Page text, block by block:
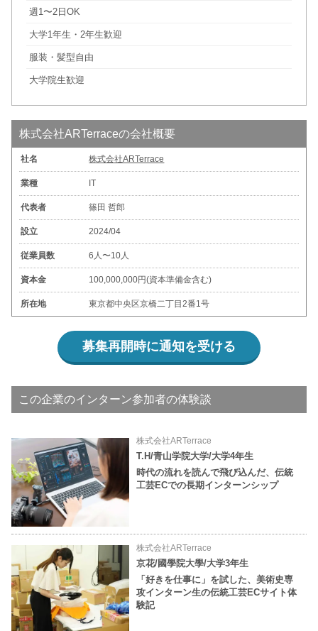
週1〜2日OK
大学1年生・2年生歓迎
服装・髪型自由
大学院生歓迎
株式会社ARTerraceの会社概要
社名 株式会社ARTerrace
業種 IT
代表者 篠田 哲郎
設立 2024/04
従業員数 6人〜10人
資本金 100,000,000円(資本準備金含む)
所在地 東京都中央区京橋二丁目2番1号
募集再開時に通知を受ける
この企業のインターン参加者の体験談
株式会社ARTerrace
T.H/青山学院大学/大学4年生
時代の流れを読んで飛び込んだ、伝統
工芸ECでの長期インターンシップ
株式会社ARTerrace
京花/國學院大學/大学3年生
「好きを仕事に」を試した、美術史専
攻インターン生の伝統工芸ECサイト体
験記